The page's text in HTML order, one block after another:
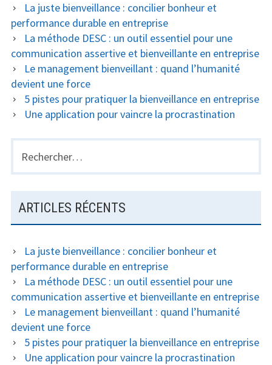
La juste bienveillance : concilier bonheur et
performance durable en entreprise
La méthode DESC : un outil essentiel pour une
communication assertive et bienveillante en entreprise
Le management bienveillant : quand l’humanité
devient une force
5 pistes pour pratiquer la bienveillance en entreprise
Une application pour vaincre la procrastination
Rechercher :
ARTICLES RÉCENTS
La juste bienveillance : concilier bonheur et
performance durable en entreprise
La méthode DESC : un outil essentiel pour une
communication assertive et bienveillante en entreprise
Le management bienveillant : quand l’humanité
devient une force
5 pistes pour pratiquer la bienveillance en entreprise
Une application pour vaincre la procrastination